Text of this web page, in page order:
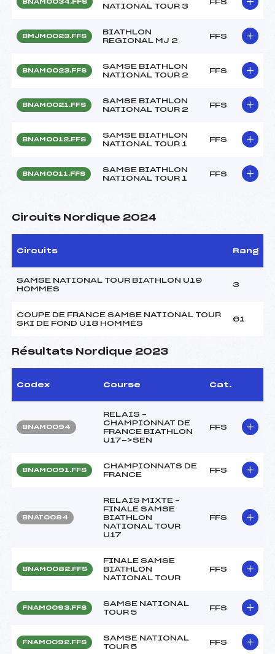
BNAM0034.FFS
NATIONAL TOUR 3
FFS
BMJM0023.FFS
BIATHLON
REGIONAL MJ 2
FFS
BNAM0023.FFS
SAMSE BIATHLON
NATIONAL TOUR 2
FFS
BNAM0021.FFS
SAMSE BIATHLON
NATIONAL TOUR 2
FFS
BNAM0012.FFS
SAMSE BIATHLON
NATIONAL TOUR 1
FFS
BNAM0011.FFS
SAMSE BIATHLON
NATIONAL TOUR 1
FFS
Circuits Nordique 2024
Circuits Rang
SAMSE NATIONAL TOUR BIATHLON U19
HOMMES
3
COUPE DE FRANCE SAMSE NATIONAL TOUR
SKI DE FOND U18 HOMMES
61
Résultats Nordique 2023
Codex Course Cat.
BNAM0094
RELAIS –
CHAMPIONNAT DE
FRANCE BIATHLON
U17->SEN
FFS
BNAM0091.FFS
CHAMPIONNATS DE
FRANCE
FFS
BNAT0084
RELAIS MIXTE –
FINALE SAMSE
BIATHLON
NATIONAL TOUR
U17
FFS
BNAM0082.FFS
FINALE SAMSE
BIATHLON
NATIONAL TOUR
FFS
FNAM0093.FFS
SAMSE NATIONAL
TOUR 5
FFS
FNAM0092.FFS
SAMSE NATIONAL
TOUR 5
FFS